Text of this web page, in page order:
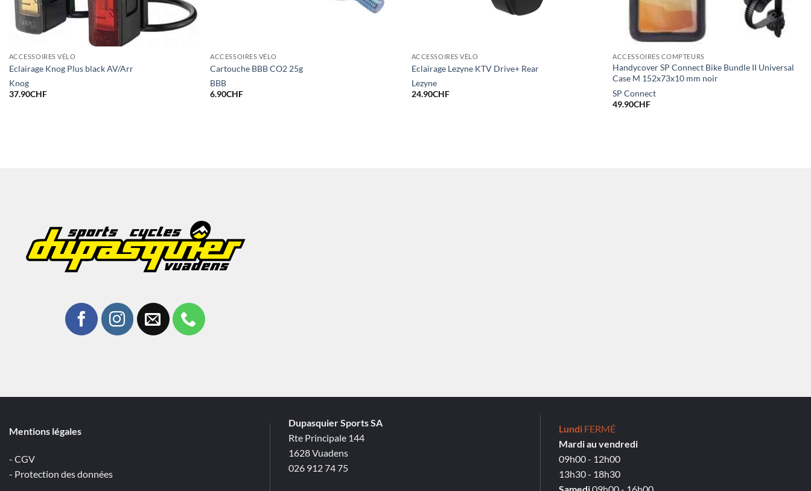
ACCESSOIRES VÉLO
Eclairage Knog Plus black AV/Arr
Knog
37.90CHF
ACCESSOIRES VÉLO
Cartouche BBB CO2 25g
BBB
6.90CHF
ACCESSOIRES VÉLO
Eclairage Lezyne KTV Drive+ Rear
Lezyne
24.90CHF
ACCESSOIRES COMPTEURS
Handycover SP Connect Bike Bundle II Universal
Case M 152x73x10 mm noir
SP Connect
49.90CHF
Mentions légales
- CGV
- Protection des données
Dupasquier Sports SA
Rte Principale 144
1628 Vuadens
026 912 74 75
Lundi FERMÉ
Mardi au vendredi
09h00 - 12h00
13h30 - 18h30